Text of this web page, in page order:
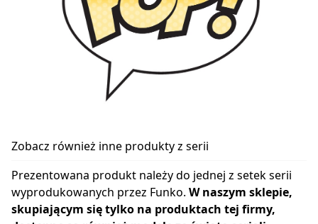
Zobacz również inne produkty z serii
Prezentowana produkt należy do jednej z setek serii
wyprodukowanych przez Funko. W naszym sklepie,
skupiającym się tylko na produktach tej firmy,